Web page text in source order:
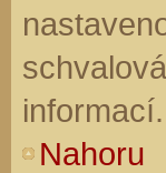
informací.
Nahoru